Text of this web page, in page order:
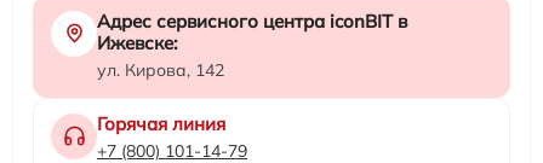
Адрес сервисного центра iconBIT в
Ижевске:
ул. Кирова, 142
Горячая линия
+7 (800) 101-14-79